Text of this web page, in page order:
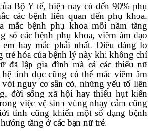
Bộ Y tế, hiện nay có đến 90% phụ
các bệnh liên quan đến phụ khoa.
mắc bệnh phụ khoa mỗi năm tăng
số các bệnh phụ khoa, viêm âm đạo
em hay mắc phải nhất. Điều đáng lo
trẻ hóa của bệnh lý này khi không chỉ
đã lập gia đình mà cả các thiếu nữ
tình dục cũng có thể mắc viêm âm
với nguy cơ sẵn có, những yếu tố liên
đời sống xã hội hay thiếu hụt kiến
việc vệ sinh vùng nhạy cảm cũng
tính cũng khiến một số dạng bệnh
tăng ở các bạn nữ trẻ.